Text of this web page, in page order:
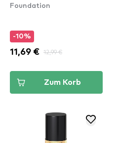
Foundation
-10%
11,69 € 12,99 €
Zum Korb